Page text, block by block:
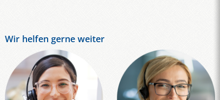
Wir helfen gerne weiter